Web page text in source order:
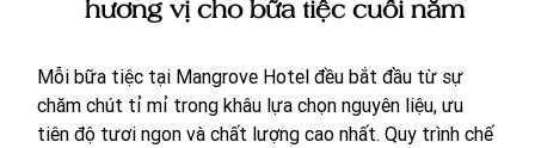
hương vị cho bữa tiệc cuối năm
Mỗi bữa tiệc tại Mangrove Hotel đều bắt đầu từ sự
chăm chút tỉ mỉ trong khâu lựa chọn nguyên liệu, ưu
tiên độ tươi ngon và chất lượng cao nhất. Quy trình chế